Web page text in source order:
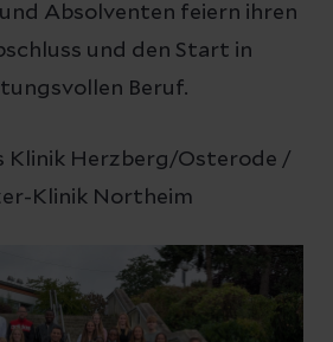
Absolventen feiern ihren
und den Start in
Beruf.
Klinik Herzberg/Osterode /
Klinik Northeim